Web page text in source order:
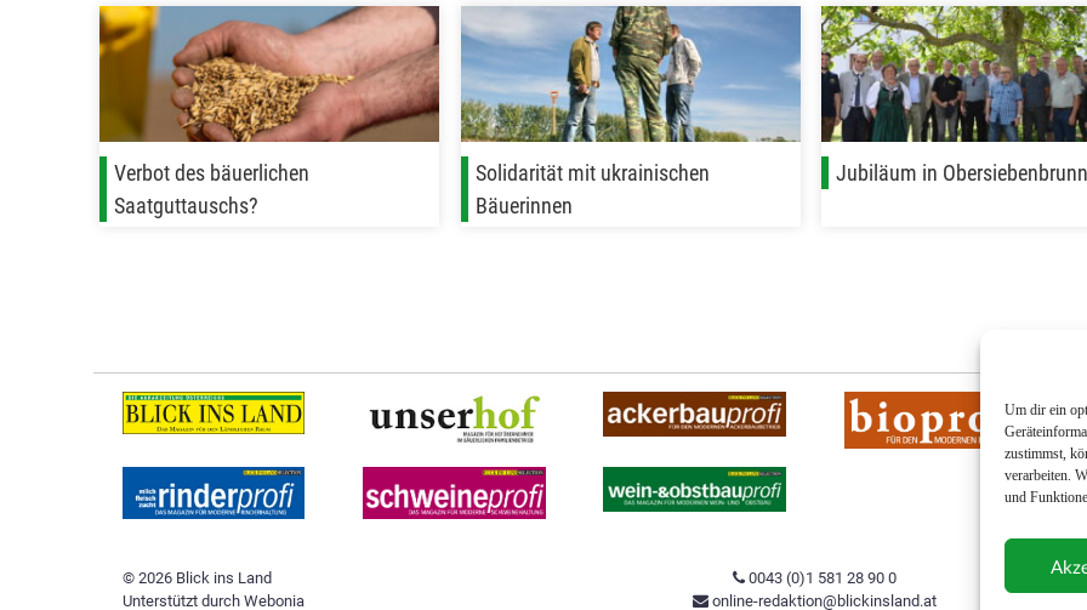
Um dir ein
zustimmst,
verarbeiten.
und
Verbot des bäuerlichen
Saatguttauschs?
Solidarität mit ukrainischen
Bäuerinnen
Jubiläum in Obersiebenbrunn
© 2026 Blick ins Land
Unterstützt durch Webonia
0043 (0)1 581 28 90 0
online-redaktion@blickinsland.at